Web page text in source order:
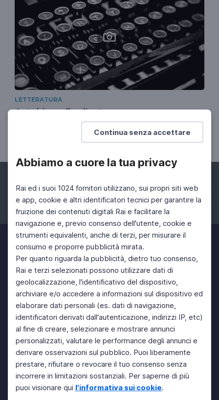
Continua senza accettare
Abbiamo a cuore la tua privacy
Rai ed i suoi 1024 fornitori utilizzano, sui propri siti web
e app, cookie e altri identificatori tecnici per garantire la
fruizione dei contenuti digitali Rai e facilitare la
navigazione e, previo consenso dell'utente, cookie e
strumenti equivalenti, anche di terzi, per misurare il
consumo e proporre pubblicità mirata.
Per quanto riguarda la pubblicità, dietro tuo consenso,
Rai e terzi selezionati possono utilizzare dati di
geolocalizzazione, l'identificativo del dispositivo,
archiviare e/o accedere a informazioni sul dispositivo ed
elaborare dati personali (es. dati di navigazione,
identificatori derivati dall'autenticazione, indirizzi IP, etc)
al fine di creare, selezionare e mostrare annunci
personalizzati, valutare le performance degli annunci e
derivare osservazioni sul pubblico. Puoi liberamente
prestare, rifiutare o revocare il tuo consenso senza
incorrere in limitazioni sostanziali. Per saperne di più
puoi visionare qui l'informativa sui cookie.
LETTERATURA
Autobiografie d'autore
Grandi scrittrici e scrittori raccontano la propria
Facebook Instagram Twitter